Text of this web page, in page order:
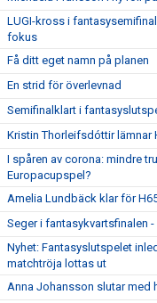
LUGI-kross i
fokus
Få ditt eget namn på planen
En strid för överlevnad
Semifinalklart i
Kristin Thorleifsdóttir lämnar
I spåren av corona: mindre
Europacupspel?
Amelia Lundbäck klar för
Seger i fantasykvartsfinalen
Nyhet: Fantasyslutspelet
matchtröja lottas ut
Anna Johansson slutar med